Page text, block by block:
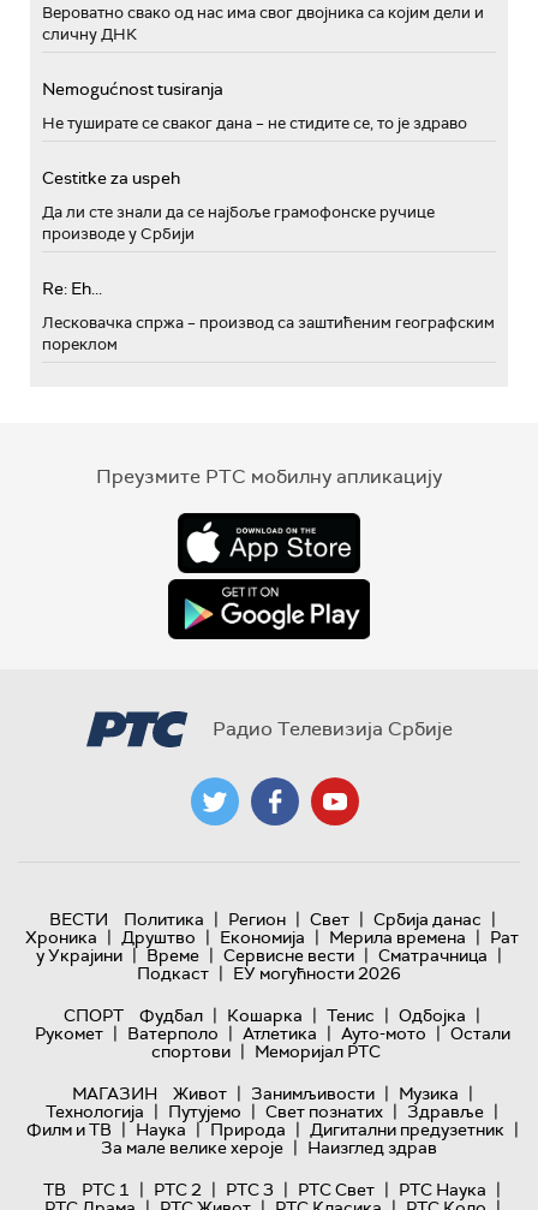
Вероватно свако од нас има свог двојника са којим дели и
сличну ДНК
Nemogućnost tusiranja
Не туширате се сваког дана – не стидите се, то је здраво
Cestitke za uspeh
Да ли сте знали да се најбоље грамофонске ручице
производе у Србији
Re: Eh...
Лесковачка спржа – производ са заштићеним географским
пореклом
Преузмите РТС мобилну апликацију
Радио Телевизија Србије
ВЕСТИ Политика | Регион | Свет | Србија данас |
Хроника | Друштво | Економија | Мерила времена | Рат
у Украјини | Време | Сервисне вести | Сматрачница |
Подкаст | ЕУ могућности 2026
СПОРТ
Фудбал | Кошарка | Тенис | Одбојка |
Рукомет | Ватерполо | Атлетика | Ауто-мото | Остали
спортови | Меморијал РТС
МАГАЗИН
Живот | Занимљивости | Музика |
Технологијa | Путујемо | Свет познатих | Здравље |
Филм и ТВ | Наука | Природа | Дигитални предузетник |
За мале велике хероје | Наизглед здрав
ТВ
РТС 1 | РТС 2 | РТС 3 | РТС Свет | РТС Наука |